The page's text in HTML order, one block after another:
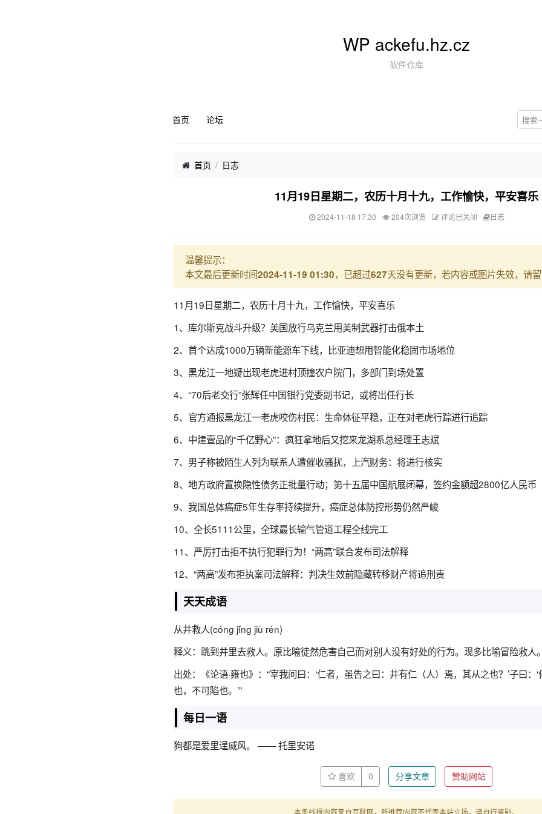
WP ackefu.hz.cz
软件仓库
首页 论坛
首页 日志
11月19日星期二，农历十月十九，工作愉快，平安喜乐
2024-11-18 17:30 204次浏览 评论已关闭 日志
温馨提示：
本文最后更新时间2024-11-19 01:30，已超过627天没有更新，若内容或图片失效，请
11月19日星期二，农历十月十九，工作愉快，平安喜乐
1、库尔斯克战斗升级？美国放行乌克兰用美制武器打击俄本土
2、首个达成1000万辆新能源车下线，比亚迪想用智能化稳固市场地位
3、黑龙江一地疑出现老虎进村顶撞农户院门，多部门到场处置
4、“70后老交行”张辉任中国银行党委副书记，或将出任行长
5、官方通报黑龙江一老虎咬伤村民：生命体征平稳，正在对老虎行踪进行追踪
6、中建壹品的“千亿野心”：疯狂拿地后又挖来龙湖系总经理王志斌
7、男子称被陌生人列为联系人遭催收骚扰，上汽财务：将进行核实
8、地方政府置换隐性债务正批量行动；第十五届中国航展闭幕，签约金额超2800亿人民币
9、我国总体癌症5年生存率持续提升，癌症总体防控形势仍然严峻
10、全长5111公里，全球最长输气管道工程全线完工
11、严厉打击拒不执行犯罪行为！“两高”联合发布司法解释
12、“两高”发布拒执案司法解释：判决生效前隐藏转移财产将追刑责
天天成语
从井救人(cóng jǐng jiù rén)
释义：跳到井里去救人。原比喻徒然危害自己而对别人没有好处的行为。现多比喻冒险救人
出处：《论语·雍也》：“宰我问曰：‘仁者，虽告之曰：井有仁（人）焉，其从之也？’子曰：
也，不可陷也。’”
每日一语
狗都是爱里逞威风。 —— 托里安诺
喜欢 0 分享文章 赞助网站
本条线报内容来自互联网，所推荐内容不代表本站立场，请自行鉴别。